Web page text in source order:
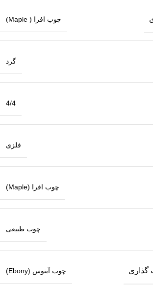
چوب افرا ( Maple)
گرد
4/4
فلزی
چوب افرا (Maple)
چوب طبیعی
چوب آبنوس (Ebony)